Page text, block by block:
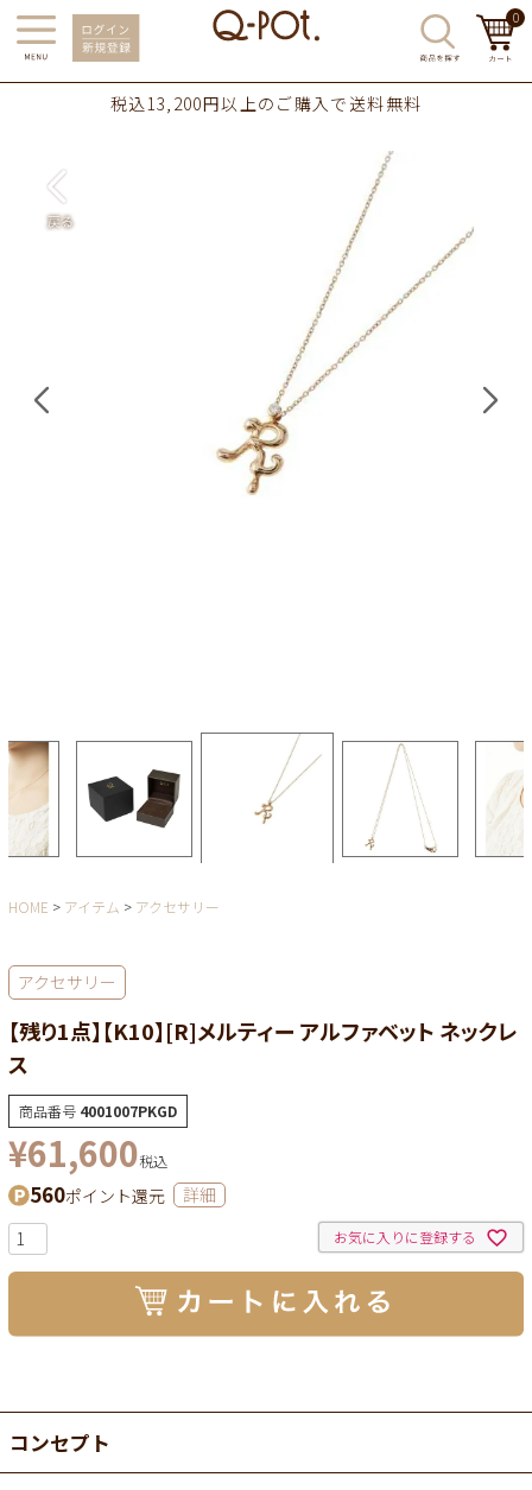
0
税込13,200円以上のご購入で送料無料
HOME アイテム アクセサリー
アクセサリー
【残り1点】【K10】[R]メルティー アルファベット ネックレ
ス
商品番号 4001007PKGD
¥61,600税込
560ポイント還元 詳細
お気に入りに登録する
コンセプト